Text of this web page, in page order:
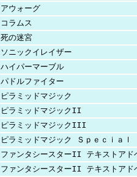
アウォーグ
コラムス
死の迷宮
ソニックイレイザー
ハイパーマーブル
パドルファイター
ピラミッドマジック
ピラミッドマジックII
ピラミッドマジックIII
ピラミッドマジック Ｓｐｅｃｉａｌ
ファンタシースターII テキストアド
ファンタシースターII テキストアド